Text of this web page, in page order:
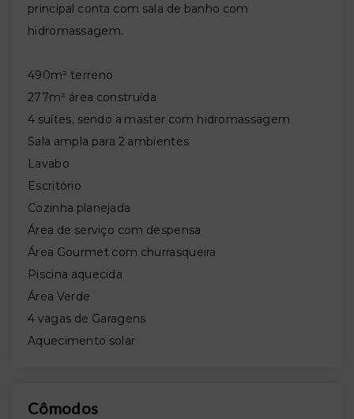
principal conta com sala de banho com
hidromassagem.
490m² terreno
277m² área construída
4 suítes, sendo a master com hidromassagem
Sala ampla para 2 ambientes
Lavabo
Escritório
Cozinha planejada
Área de serviço com despensa
Área Gourmet com churrasqueira
Piscina aquecida
Área Verde
4 vagas de Garagens
Aquecimento solar
Cômodos